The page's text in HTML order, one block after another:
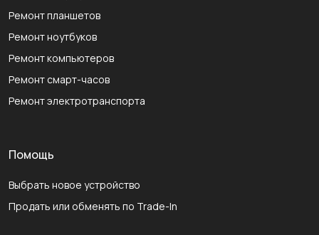
Ремонт планшетов
Ремонт ноутбуков
Ремонт компьютеров
Ремонт смарт-часов
Ремонт электротранспорта
Помощь
Выбрать новое устройство
Продать или обменять по Trade-In